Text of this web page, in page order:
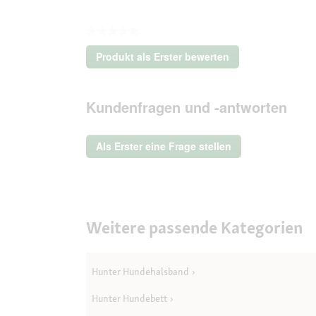
Kein
Beurteilungswert
Produkt als Erster bewerten
.
Aktion
ein
modales
Kundenfragen und -antworten
Als Erster eine Frage stellen
Weitere passende Kategorien
Hunter Hundehalsband
Hunter Hundebett